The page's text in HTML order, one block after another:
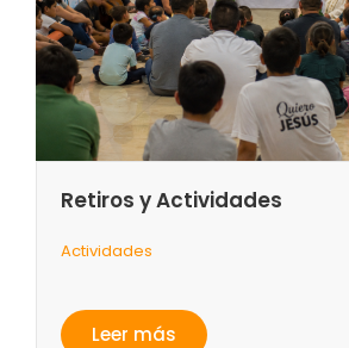
Retiros y Actividades
Actividades
Leer más